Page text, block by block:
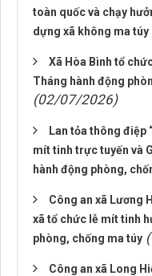
toàn quốc và chạy
dựng xã không ma túy
Xã Hòa Bình tổ
Tháng hành động
(02/07/2026)
Lan tỏa thông điệp
mít tinh trực tuyến và
hành động phòng,
Công an xã Lương
xã tổ chức lễ mít tinh
phòng, chống ma túy
Công an xã Long